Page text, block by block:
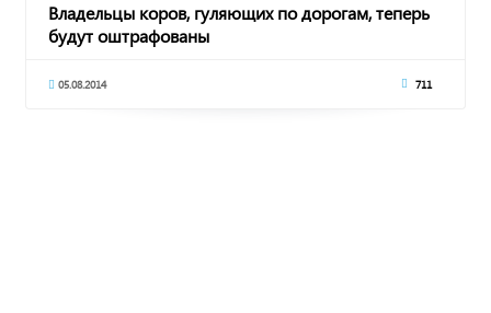
Владельцы коров, гуляющих по дорогам, теперь
будут оштрафованы
05.08.2014 711